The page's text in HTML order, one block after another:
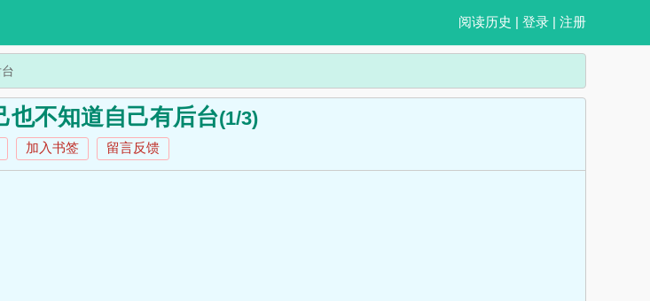
阅读历史 | 登录 | 注册
也不知道自己有后台(1/3)
加入书签 留言反馈